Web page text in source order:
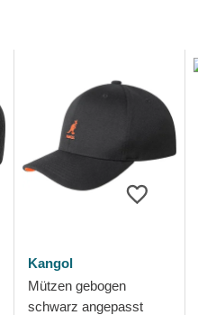
Kangol
Mützen gebogen
schwarz angepasst